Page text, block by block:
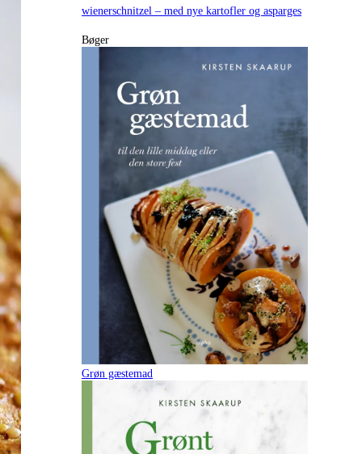
wienerschnitzel – med nye kartofler og asparges
Bøger
Grøn gæstemad